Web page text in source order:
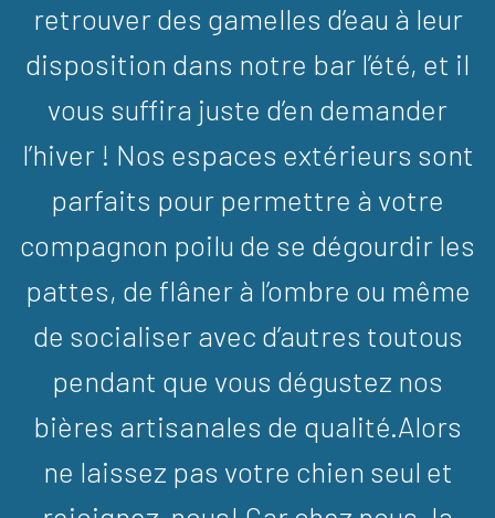
retrouver des gamelles d’eau à leur
disposition dans notre bar l’été, et il
vous suffira juste d’en demander
l’hiver ! Nos espaces extérieurs sont
parfaits pour permettre à votre
compagnon poilu de se dégourdir les
pattes, de flâner à l’ombre ou même
de socialiser avec d’autres toutous
pendant que vous dégustez nos
bières artisanales de qualité.Alors
ne laissez pas votre chien seul et